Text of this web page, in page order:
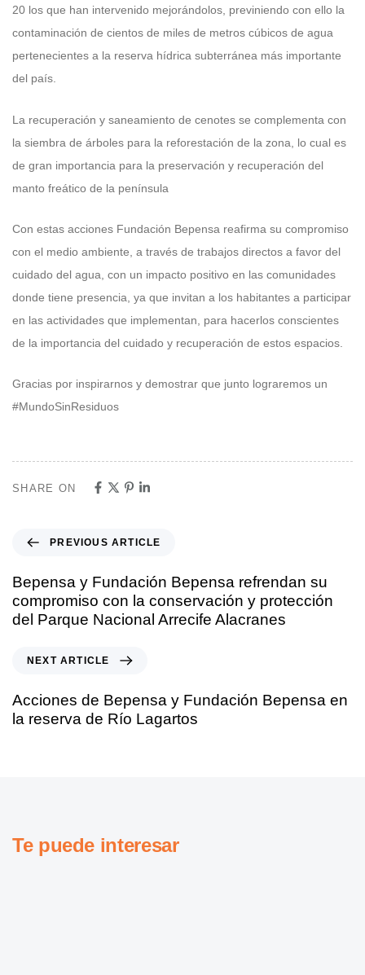
20 los que han intervenido mejorándolos, previniendo con ello la
contaminación de cientos de miles de metros cúbicos de agua
pertenecientes a la reserva hídrica subterránea más importante
del país.
La recuperación y saneamiento de cenotes se complementa con
la siembra de árboles para la reforestación de la zona, lo cual es
de gran importancia para la preservación y recuperación del
manto freático de la península
Con estas acciones Fundación Bepensa reafirma su compromiso
con el medio ambiente, a través de trabajos directos a favor del
cuidado del agua, con un impacto positivo en las comunidades
donde tiene presencia, ya que invitan a los habitantes a participar
en las actividades que implementan, para hacerlos conscientes
de la importancia del cuidado y recuperación de estos espacios.
Gracias por inspirarnos y demostrar que junto lograremos un
#MundoSinResiduos
SHARE ON
PREVIOUS ARTICLE
Bepensa y Fundación Bepensa refrendan su
compromiso con la conservación y protección
del Parque Nacional Arrecife Alacranes
NEXT ARTICLE
Acciones de Bepensa y Fundación Bepensa en
la reserva de Río Lagartos
Te puede interesar